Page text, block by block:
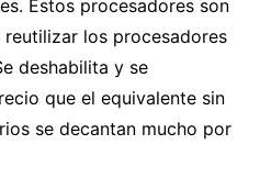
Estos procesadores son
los procesadores
deshabilita y se
que el equivalente sin
se decantan mucho por